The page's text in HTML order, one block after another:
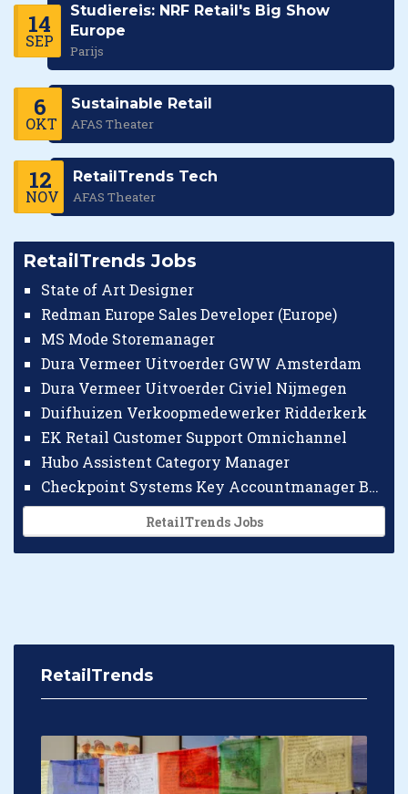
14
SEP
Studiereis: NRF Retail's Big Show
Europe
Parijs
6
OKT
Sustainable Retail
AFAS Theater
12
NOV
RetailTrends Tech
AFAS Theater
RetailTrends Jobs
State of Art Designer
Redman Europe Sales Developer (Europe)
MS Mode Storemanager
Dura Vermeer Uitvoerder GWW Amsterdam
Dura Vermeer Uitvoerder Civiel Nijmegen
Duifhuizen Verkoopmedewerker Ridderkerk
EK Retail Customer Support Omnichannel
Hubo Assistent Category Manager
Checkpoint Systems Key Accountmanager Benelux
RetailTrends Jobs
RetailTrends